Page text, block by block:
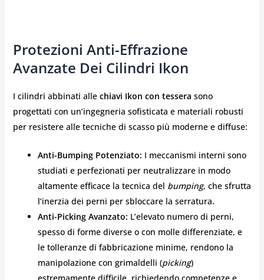
Protezioni Anti-Effrazione
Avanzate Dei Cilindri Ikon
I cilindri abbinati alle chiavi Ikon con tessera sono
progettati con un’ingegneria sofisticata e materiali robusti
per resistere alle tecniche di scasso più moderne e diffuse:
Anti-Bumping Potenziato: I meccanismi interni sono
studiati e perfezionati per neutralizzare in modo
altamente efficace la tecnica del bumping, che sfrutta
l’inerzia dei perni per sbloccare la serratura.
Anti-Picking Avanzato: L’elevato numero di perni,
spesso di forme diverse o con molle differenziate, e
le tolleranze di fabbricazione minime, rendono la
manipolazione con grimaldelli (picking)